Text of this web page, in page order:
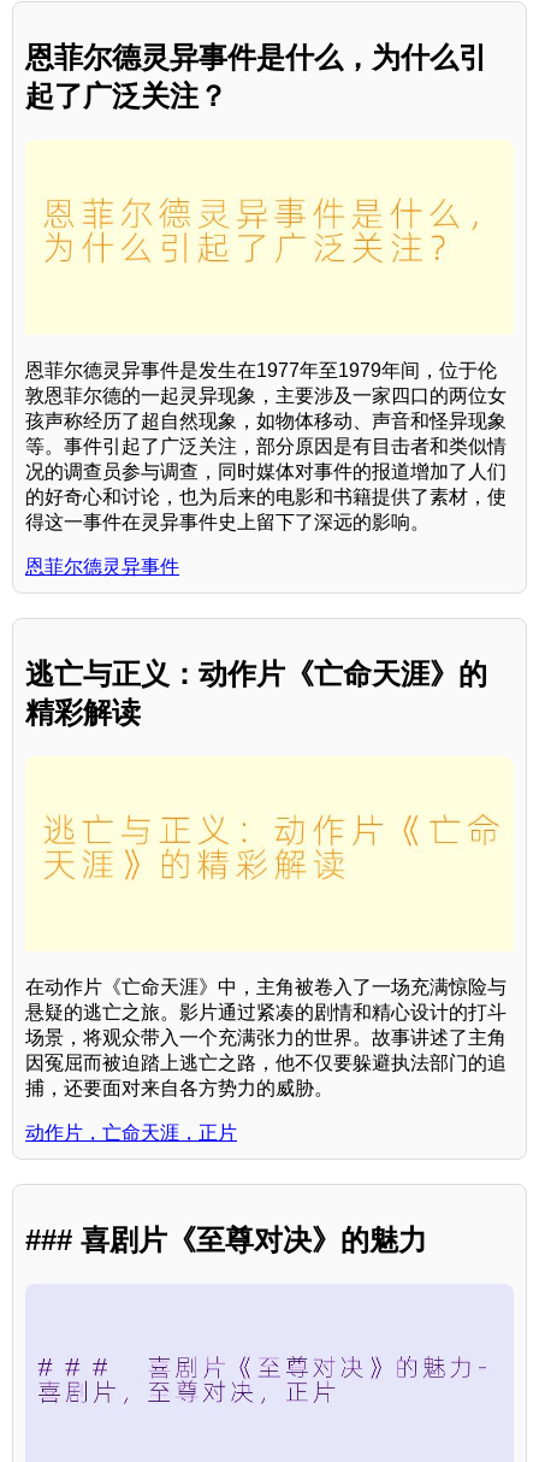
恩菲尔德灵异事件是什么，为什么引
起了广泛关注？
恩菲尔德灵异事件是发生在1977年至1979年间，位于伦
敦恩菲尔德的一起灵异现象，主要涉及一家四口的两位女
孩声称经历了超自然现象，如物体移动、声音和怪异现象
等。事件引起了广泛关注，部分原因是有目击者和类似情
况的调查员参与调查，同时媒体对事件的报道增加了人们
的好奇心和讨论，也为后来的电影和书籍提供了素材，使
得这一事件在灵异事件史上留下了深远的影响。
恩菲尔德灵异事件
逃亡与正义：动作片《亡命天涯》的
精彩解读
在动作片《亡命天涯》中，主角被卷入了一场充满惊险与
悬疑的逃亡之旅。影片通过紧凑的剧情和精心设计的打斗
场景，将观众带入一个充满张力的世界。故事讲述了主角
因冤屈而被迫踏上逃亡之路，他不仅要躲避执法部门的追
捕，还要面对来自各方势力的威胁。
动作片，亡命天涯，正片
### 喜剧片《至尊对决》的魅力